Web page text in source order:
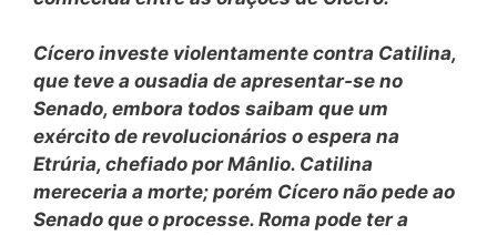
Cícero investe violentamente contra Catilina,
que teve a ousadia de apresentar-se no
Senado, embora todos saibam que um
exército de revolucionários o espera na
Etrúria, chefiado por Mânlio. Catilina
mereceria a morte; porém Cícero não pede ao
Senado que o processe. Roma pode ter a